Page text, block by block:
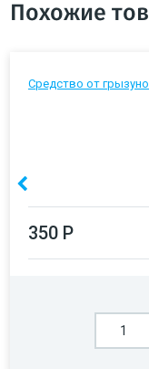
Похожие
Средство от
350 Р